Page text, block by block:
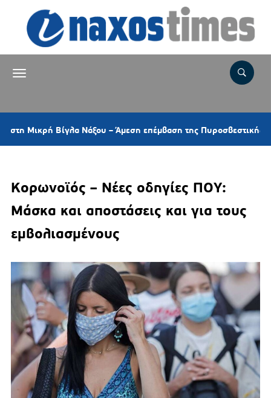
Βίγλα Νάξου – Άμεση επέμβαση της Πυροσβεστικής και
Κορωνοϊός – Νέες οδηγίες ΠΟΥ:
Μάσκα και αποστάσεις και για τους
εμβολιασμένους